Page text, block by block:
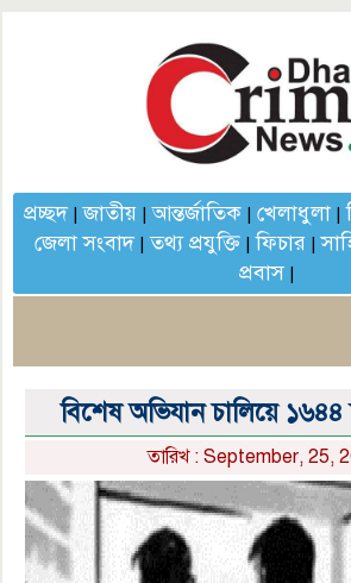
প্রচ্ছদ|জাতীয়|আন্তর্জাতিক| খেলাধুলা|
জেলা সংবাদ|তথ্য প্রযুক্তি |ফিচার |
প্রবাস|
বিশেষ অভিযান চালিয়ে
তারিখ : September, 25,